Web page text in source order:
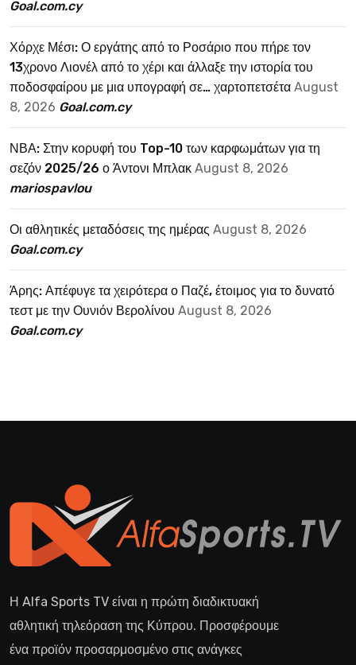
Goal.com.cy
Χόρχε Μέσι: Ο εργάτης από το Ροσάριο που πήρε τον
13χρονο Λιονέλ από το χέρι και άλλαξε την ιστορία του
ποδοσφαίρου με μια υπογραφή σε… χαρτοπετσέτα August
8, 2026 Goal.com.cy
ΝΒΑ: Στην κορυφή του Top-10 των καρφωμάτων για τη
σεζόν 2025/26 ο Άντονι Μπλακ August 8, 2026
mariospavlou
Οι αθλητικές μεταδόσεις της ημέρας August 8, 2026
Goal.com.cy
Άρης: Απέφυγε τα χειρότερα ο Παζέ, έτοιμος για το δυνατό
τεστ με την Ουνιόν Βερολίνου August 8, 2026
Goal.com.cy
Η Alfa Sports TV είναι η πρώτη διαδικτυακή
αθλητική τηλεόραση της Κύπρου. Προσφέρουμε
ένα προϊόν προσαρμοσμένο στις ανάγκες